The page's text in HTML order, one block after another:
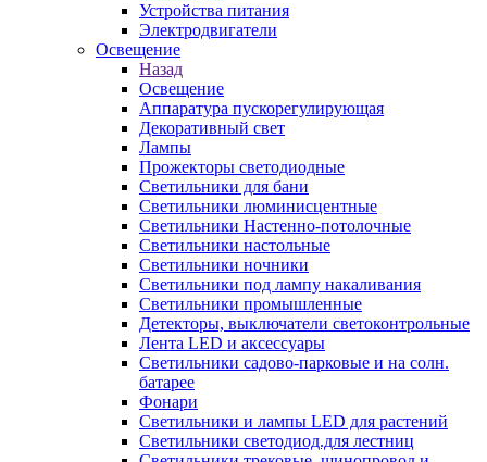
Устройства питания
Электродвигатели
Освещение
Назад
Освещение
Аппаратура пускорегулирующая
Декоративный свет
Лампы
Прожекторы светодиодные
Светильники для бани
Светильники люминисцентные
Светильники Настенно-потолочные
Светильники настольные
Светильники ночники
Светильники под лампу накаливания
Светильники промышленные
Детекторы, выключатели светоконтрольные
Лента LED и аксессуары
Светильники садово-парковые и на солн.
батарее
Фонари
Светильники и лампы LED для растений
Светильники светодиод.для лестниц